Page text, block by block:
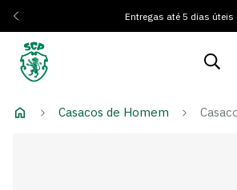
Entregas até 5 dias úteis
Casacos de Homem